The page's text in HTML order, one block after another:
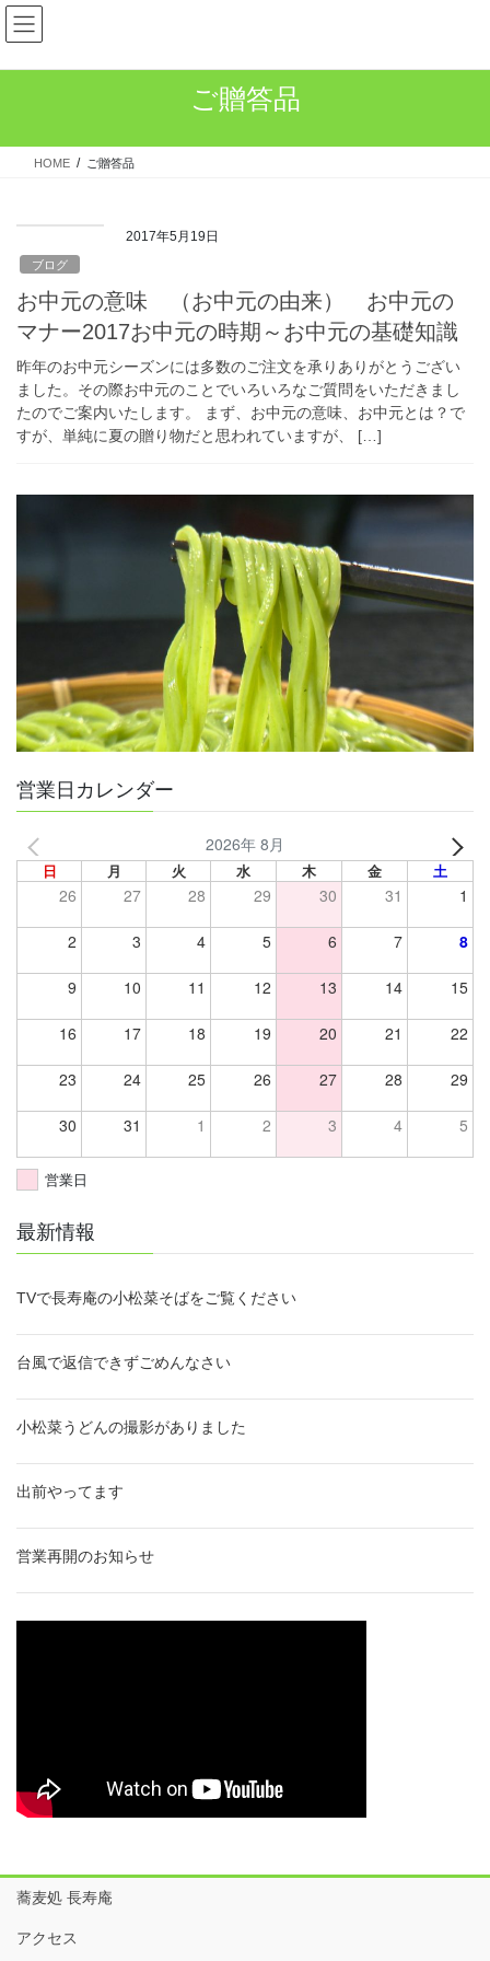
コ
ン
ス
ナ
ビ
ン
ご贈答品
HOME ご贈答品
2017年5月19日
ブログ
お中元の意味 （お中元の由来） お中元の
マナー2017お中元の時期～お中元の基礎知識
昨年のお中元シーズンには多数のご注文を承りありがとうござい
ました。その際お中元のことでいろいろなご質問をいただきまし
たのでご案内いたします。 まず、お中元の意味、お中元とは？で
すが、単純に夏の贈り物だと思われていますが、 […]
営業日カレンダー
2026年 8月
日 月 火 水 木 金 土
26 27 28 29 30 31 1
2 3 4 5 6 7 8
9 10 11 12 13 14 15
16 17 18 19 20 21 22
23 24 25 26 27 28 29
30 31 1 2 3 4 5
営業日
最新情報
TVで長寿庵の小松菜そばをご覧ください
台風で返信できずごめんなさい
小松菜うどんの撮影がありました
出前やってます
営業再開のお知らせ
蕎麦処 長寿庵
アクセス